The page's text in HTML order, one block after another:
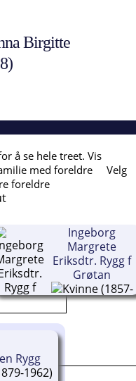
Birgitte
å se hele treet. Vis
med foreldre
Velg
foreldre
Ingeborg
Margrete
Eriksdtr. Rygg f
Grøtan
(1857-
1922)
Rygg
1962)